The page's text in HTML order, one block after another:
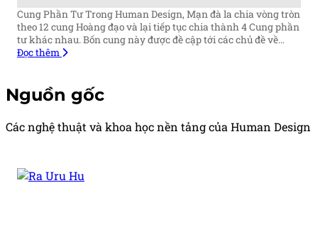
Cung Phần Tư Trong Human Design, Mạn đà la chia vòng tròn
theo 12 cung Hoàng đạo và lại tiếp tục chia thành 4 Cung phần
tư khác nhau. Bốn cung này được đề cập tới các chủ đề về…
Đọc thêm
Nguồn gốc
Các nghệ thuật và khoa học nền tảng của Human Design